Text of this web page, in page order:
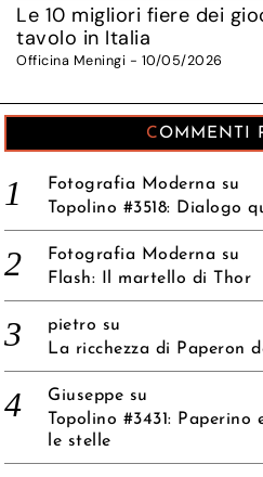
Le 10 migliori fiere dei
tavolo in Italia
Officina Meningi - 10/05/2026
COMMENTI
Fotografia Moderna su
Topolino #3518: Dialogo
Fotografia Moderna su
Flash: Il martello di Thor
pietro su
La ricchezza di Paperon
Giuseppe su
Topolino #3431:
le stelle